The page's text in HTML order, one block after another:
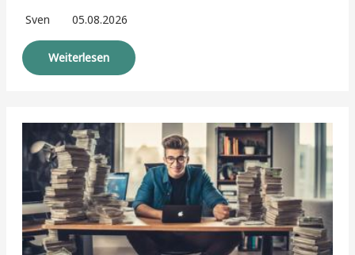
Sven 05.08.2026
Weiterlesen